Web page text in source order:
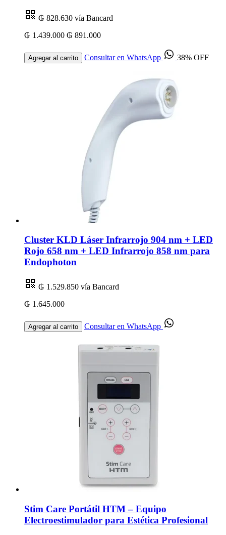
₲ 828.630 vía Bancard
₲ 1.439.000 ₲ 891.000
Agregar al carrito Consultar en WhatsApp 38% OFF
Cluster KLD Láser Infrarrojo 904 nm + LED
Rojo 658 nm + LED Infrarrojo 858 nm para
Endophoton
₲ 1.529.850 vía Bancard
₲ 1.645.000
Agregar al carrito Consultar en WhatsApp
Stim Care Portátil HTM – Equipo
Electroestimulador para Estética Profesional